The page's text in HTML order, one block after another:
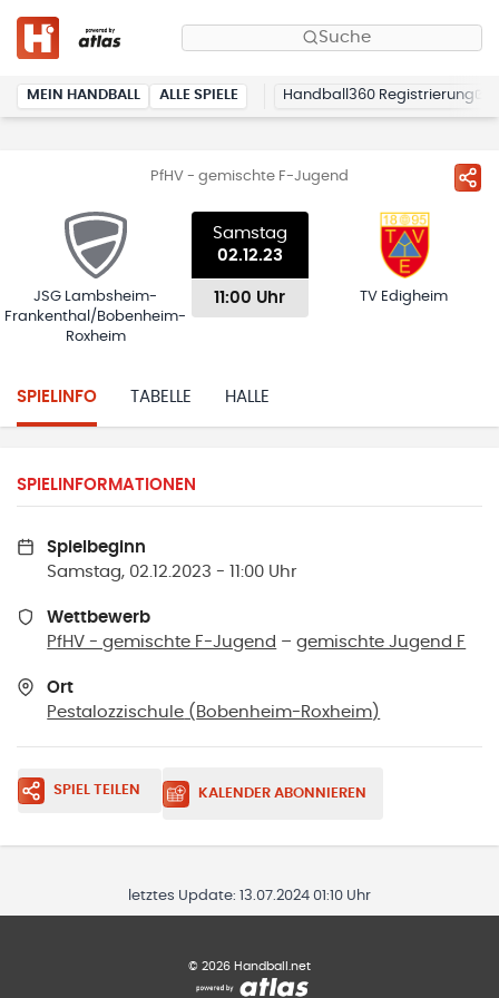
Suche
MEIN HANDBALL ALLE SPIELE Handball360 Registrierung
PfHV - gemischte F-Jugend
JSG Lambsheim-
Frankenthal/Bobenheim-
Roxheim
Samstag
02.12.23
11:00 Uhr TV Edigheim
SPIELINFO TABELLE HALLE
SPIELINFORMATIONEN
Spielbeginn
Samstag, 02.12.2023 - 11:00 Uhr
Wettbewerb
PfHV - gemischte F-Jugend –gemischte Jugend F
Ort
Pestalozzischule ( Bobenheim-Roxheim )
SPIEL TEILEN KALENDER ABONNIEREN
letztes Update: 13.07.2024 01:10 Uhr
© 2026 Handball.net